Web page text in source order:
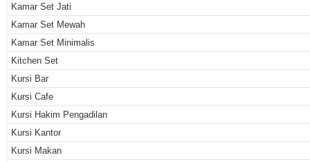
Kamar Set Jati
Kamar Set Mewah
Kamar Set Minimalis
Kitchen Set
Kursi Bar
Kursi Cafe
Kursi Hakim Pengadilan
Kursi Kantor
Kursi Makan